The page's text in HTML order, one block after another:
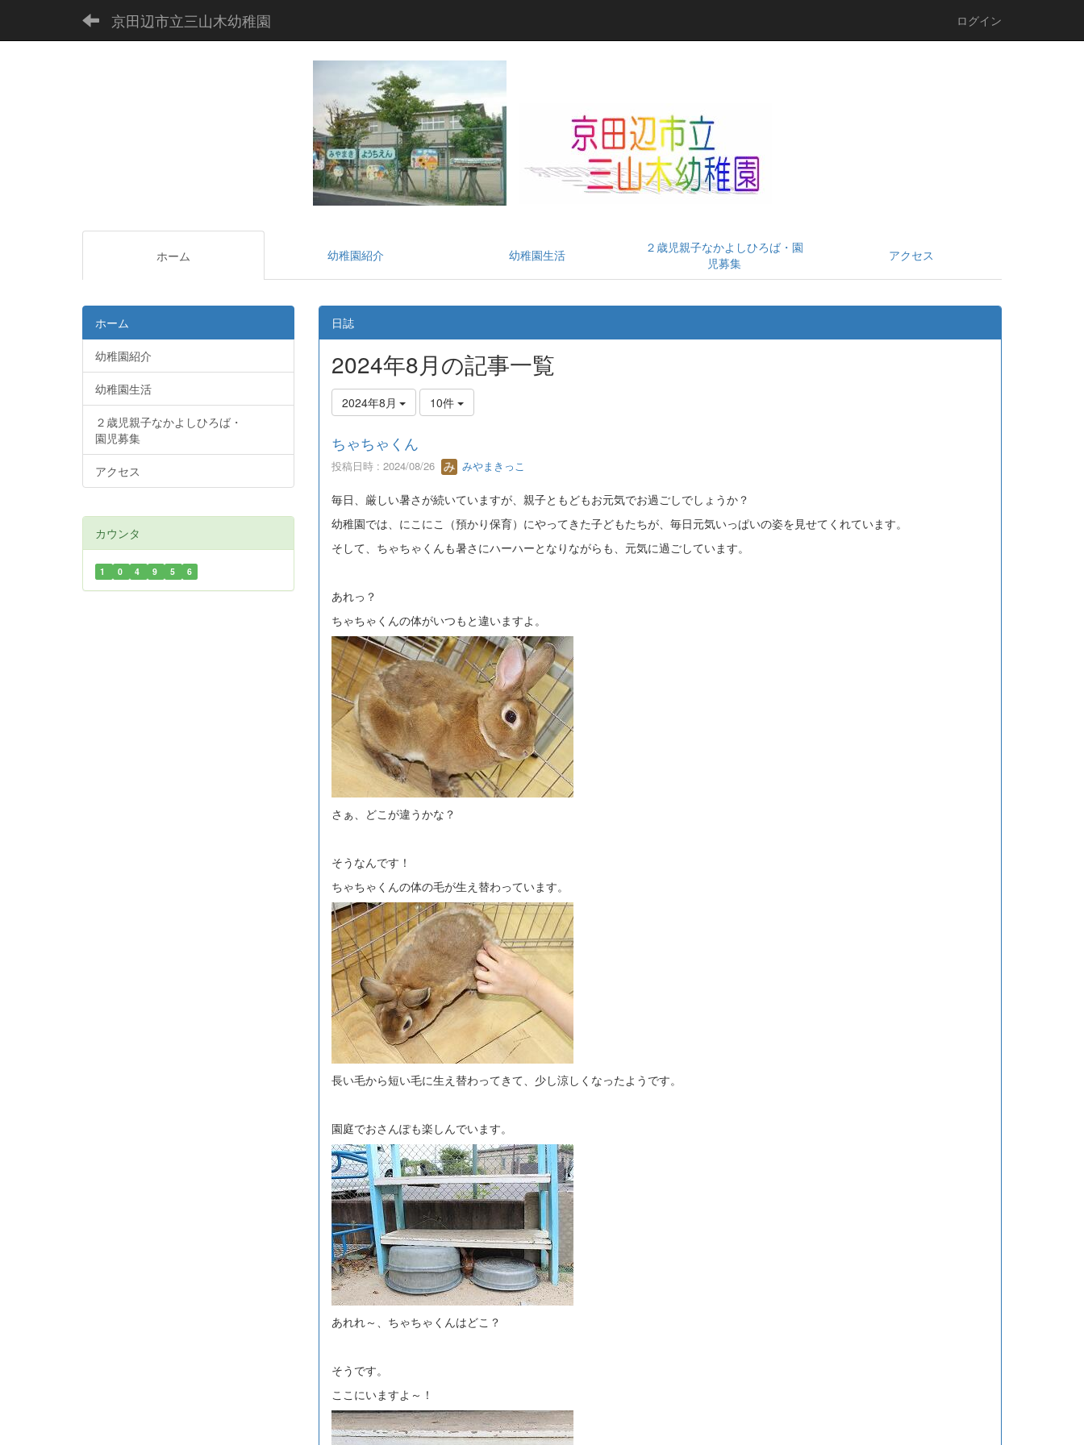
京田辺市立三山木幼稚園 ログイン
ホーム 幼稚園紹介 幼稚園生活
２歳児親子なかよしひろば・園
児募集
アクセス
日誌
2024年8月の記事一覧
2024年8月 10件
ちゃちゃくん
投稿日時 : 2024/08/26 みやまきっこ
毎日、厳しい暑さが続いていますが、親子ともどもお元気でお過ごしでしょうか？
幼稚園では、にこにこ（預かり保育）にやってきた子どもたちが、毎日元気いっぱいの姿を見せてくれています。
そして、ちゃちゃくんも暑さにハーハーとなりながらも、元気に過ごしています。
あれっ？
ちゃちゃくんの体がいつもと違いますよ。
さぁ、どこが違うかな？
そうなんです！
ちゃちゃくんの体の毛が生え替わっています。
長い毛から短い毛に生え替わってきて、少し涼しくなったようです。
園庭でおさんぽも楽しんでいます。
あれれ～、ちゃちゃくんはどこ？
そうです。
ここにいますよ～！
ホーム
幼稚園紹介
幼稚園生活
２歳児親子なかよしひろば・
園児募集
アクセス
カウンタ
1 0 4 9 5 6